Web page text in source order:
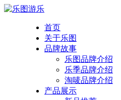
首页
关于乐图
品牌故事
乐图品牌介绍
乐季品牌介绍
淘唛品牌介绍
产品展示